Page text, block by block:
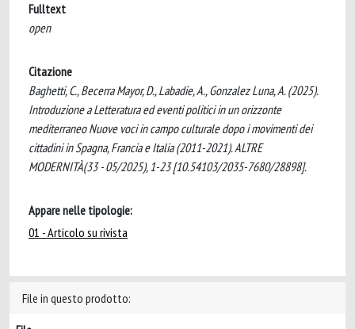
Fulltext
open
Citazione
Baghetti, C., Becerra Mayor, D., Labadie, A., Gonzalez Luna, A. (2025).
Introduzione a Letteratura ed eventi politici in un orizzonte
mediterraneo Nuove voci in campo culturale dopo i movimenti dei
cittadini in Spagna, Francia e Italia (2011-2021). ALTRE
MODERNITÀ(33 - 05/2025), 1-23 [10.54103/2035-7680/28898].
Appare nelle tipologie:
01 - Articolo su rivista
File in questo prodotto: